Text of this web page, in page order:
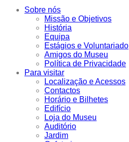
Sobre nós
Missão e Objetivos
História
Equipa
Estágios e Voluntariado
Amigos do Museu
Política de Privacidade
Para visitar
Localização e Acessos
Contactos
Horário e Bilhetes
Edifício
Loja do Museu
Auditório
Jardim